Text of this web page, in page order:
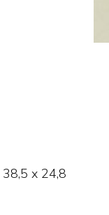
38,5 x 24,8